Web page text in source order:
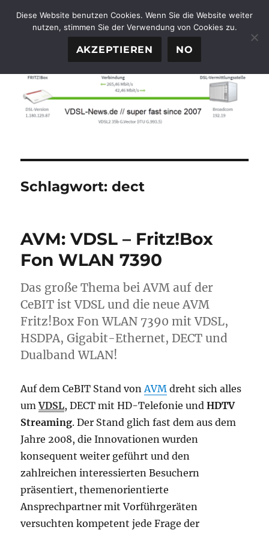
FTTH-News.de
Schlagwort:dect
AVM: VDSL – Fritz!Box
Fon WLAN 7390
Das große Thema bei AVM auf der
CeBIT ist VDSL und die neue AVM
Fritz!Box Fon WLAN 7390 mit VDSL,
HSDPA, Gigabit-Ethernet, DECT und
Dualband WLAN!
Auf dem CeBIT Stand von AVM dreht sich alles
umVDSL, DECT mit HD-Telefonie undHDTV
Streaming. Der Stand glich fast dem aus dem
Jahre 2008, die Innovationen wurden
konsequent weiter geführt und den
zahlreichen interessierten Besuchern
präsentiert, themenorientierte
Ansprechpartner mit Vorführgeräten
versuchten kompetent jede Frage der
Diese Website benutzen Cookies. Wenn Sie die Website weiter
nutzen, stimmen Sie der Verwendung von Cookies zu.
AKZEPTIEREN NO